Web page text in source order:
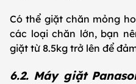
Có thể giặt chăn mỏng
các loại chăn lớn, bạn
giặt từ 8.5kg trở lên để
6.2. Máy giặt